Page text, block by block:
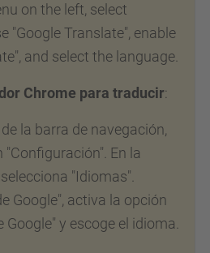
on the left, select
"Google Translate", enable
and select the language.
Chrome para traducir:
la barra de navegación,
En la
"Idiomas".
Google", activa la opción
y escoge el idioma.